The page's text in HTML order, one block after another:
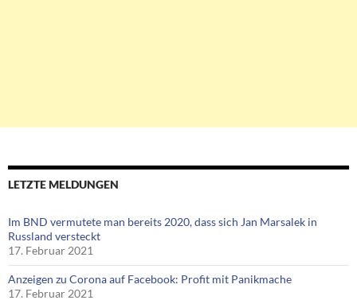
LETZTE MELDUNGEN
Im BND vermutete man bereits 2020, dass sich Jan Marsalek in
Russland versteckt
17. Februar 2021
Anzeigen zu Corona auf Facebook: Profit mit Panikmache
17. Februar 2021